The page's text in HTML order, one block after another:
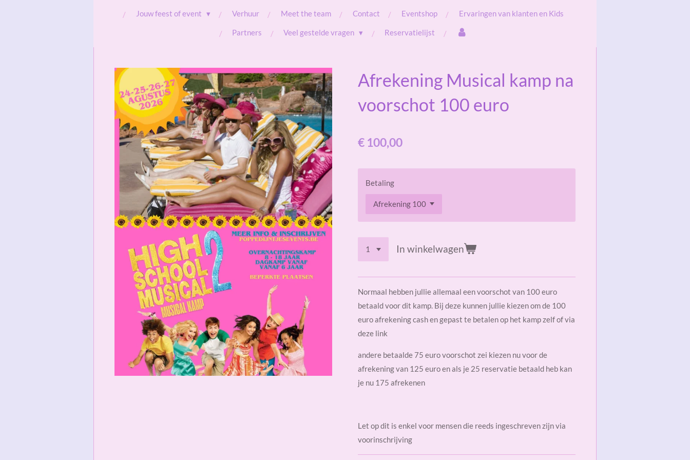
Jouw feest of event Verhuur Meet the team Contact Eventshop Ervaringen van klanten en Kids
Partners Veel gestelde vragen Reservatielijst
Afrekening Musical kamp na
voorschot 100 euro
€ 100,00
Betaling
In winkelwagen
Normaal hebben jullie allemaal een voorschot van 100 euro
betaald voor dit kamp. Bij deze kunnen jullie kiezen om de 100
euro afrekening cash en gepast te betalen op het kamp zelf of via
deze link
andere betaalde 75 euro voorschot zei kiezen nu voor de
afrekening van 125 euro en als je 25 reservatie betaald heb kan
je nu 175 afrekenen
Let op dit is enkel voor mensen die reeds ingeschreven zijn via
voorinschrijving